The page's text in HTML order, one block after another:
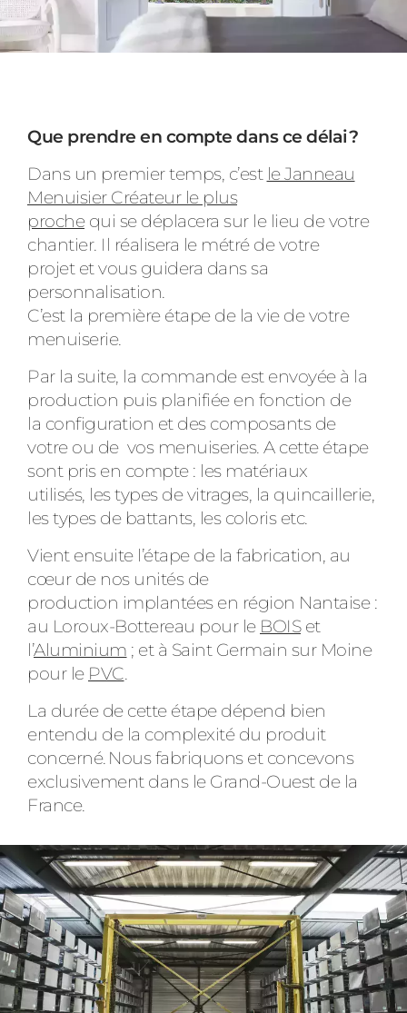
Que prendre en compte dans ce délai ?
Dans un premier temps, c’est le Janneau
Menuisier Créateur le plus
prochequi se déplacera sur le lieu de votre
chantier. Il réalisera le métré de votre
projet et vous guidera dans sa
personnalisation.
C’est la première étape de la vie de votre
menuiserie.
Par la suite, la commande est envoyée à la
production puis planifiée en fonction de
la configuration et des composants de
votre ou de vos menuiseries. A cette étape
sont pris en compte : les matériaux
utilisés, les types de vitrages, la quincaillerie,
les types de battants, les coloris etc.
Vient ensuite l’étape de la fabrication, au
cœur de nos unités de
production implantées en région Nantaise :
au Loroux-Bottereau pour le BOISet
l’Aluminium ; et à Saint Germain sur Moine
pour le PVC
La durée de cette étape dépend bien
entendu de la complexité du produit
concerné. Nous fabriquons et concevons
exclusivement dans le Grand-Ouest de la
France.